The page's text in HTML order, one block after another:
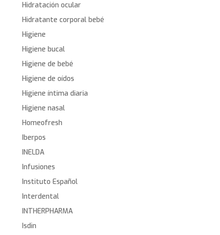
Hidratación ocular
Hidratante corporal bebé
Higiene
Higiene bucal
Higiene de bebé
Higiene de oídos
Higiene íntima diaria
Higiene nasal
Homeofresh
Iberpos
INELDA
Infusiones
Instituto Español
Interdental
INTHERPHARMA
Isdin